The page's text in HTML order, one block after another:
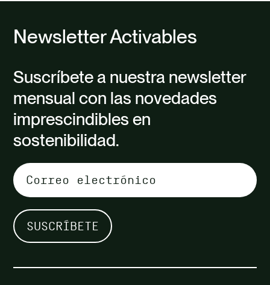
Newsletter Activables
Suscríbete a nuestra newsletter
mensual con las novedades
imprescindibles en
sostenibilidad.